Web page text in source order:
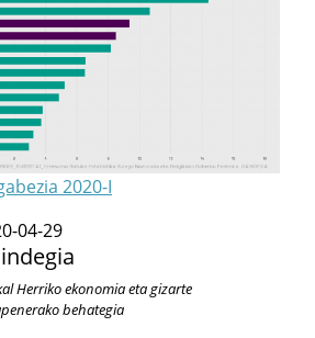
2020-I
04-29
Herriko ekonomia eta gizarte
behategia